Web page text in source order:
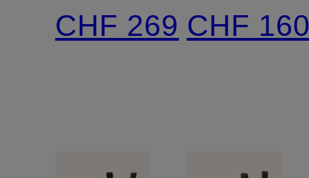
LENKOXX
CHF 269 CHF